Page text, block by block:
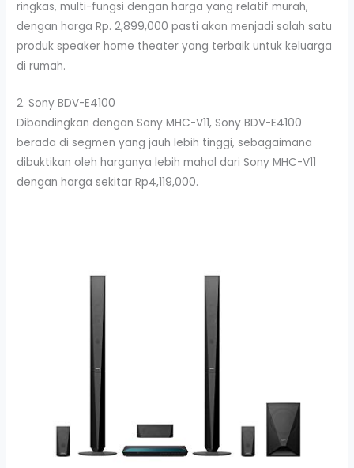
ringkas, multi-fungsi dengan harga yang relatif murah,
dengan harga Rp. 2,899,000 pasti akan menjadi salah satu
produk speaker home theater yang terbaik untuk keluarga
di rumah.
2. Sony BDV-E4100
Dibandingkan dengan Sony MHC-V11, Sony BDV-E4100
berada di segmen yang jauh lebih tinggi, sebagaimana
dibuktikan oleh harganya lebih mahal dari Sony MHC-V11
dengan harga sekitar Rp4,119,000.